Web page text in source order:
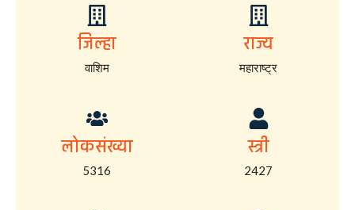
जिल्हा
वाशिम
राज्य
महाराष्ट्र
लोकसंख्या
5316
स्त्री
2427